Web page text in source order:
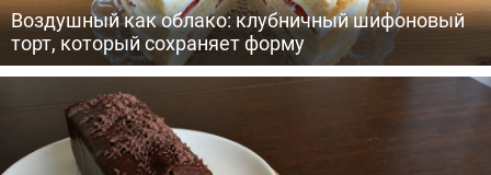
Воздушный как облако: клубничный шифоновый
торт, который сохраняет форму